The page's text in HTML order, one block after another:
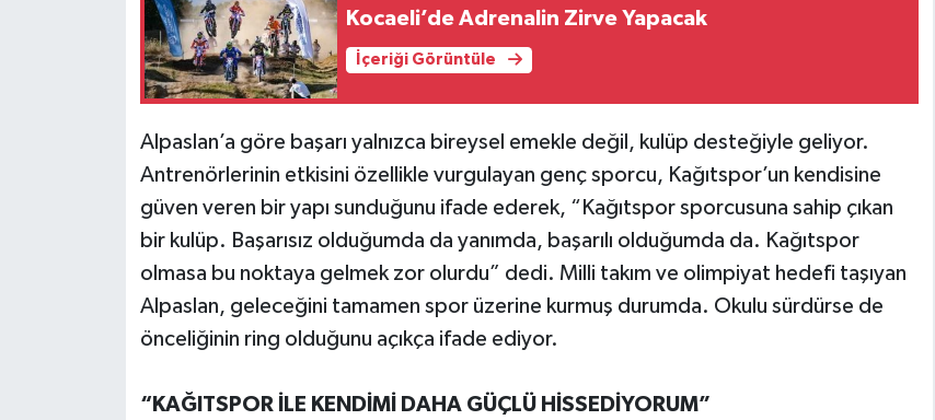
Kocaeli’de Adrenalin Zirve Yapacak
İçeriği Görüntüle
Alpaslan’a göre başarı yalnızca bireysel emekle değil, kulüp desteğiyle geliyor.
Antrenörlerinin etkisini özellikle vurgulayan genç sporcu, Kağıtspor’un kendisine
güven veren bir yapı sunduğunu ifade ederek, “Kağıtspor sporcusuna sahip çıkan
bir kulüp. Başarısız olduğumda da yanımda, başarılı olduğumda da. Kağıtspor
olmasa bu noktaya gelmek zor olurdu” dedi. Milli takım ve olimpiyat hedefi taşıyan
Alpaslan, geleceğini tamamen spor üzerine kurmuş durumda. Okulu sürdürse de
önceliğinin ring olduğunu açıkça ifade ediyor.
“KAĞITSPOR İLE KENDİMİ DAHA GÜÇLÜ HİSSEDİYORUM”